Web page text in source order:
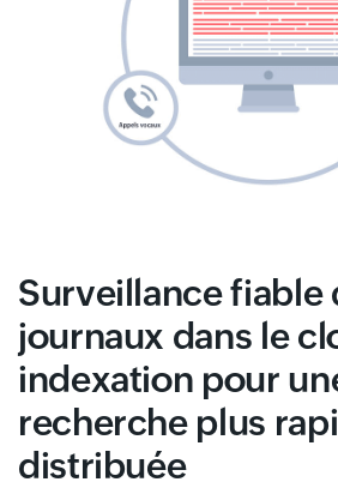
Surveillance fiable
journaux dans le
indexation pour
recherche plus
distribuée